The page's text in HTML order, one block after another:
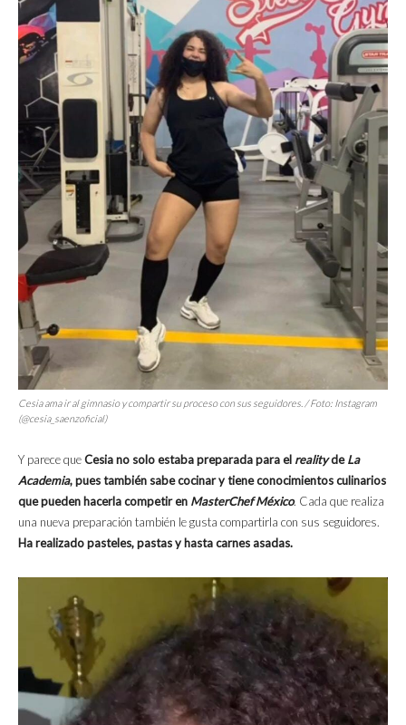
Cesia ama ir al gimnasio y compartir su proceso con sus seguidores. / Foto: Instagram
(@cesia_saenzoficial)
Y parece queCesia no solo estaba preparada para el realitydeLa
Academia, pues también sabe cocinar y tiene conocimientos culinarios
que pueden hacerla competir en MasterChef México. Cada que realiza
una nueva preparación también le gusta compartirla con sus seguidores.
Ha realizado pasteles, pastas y hasta carnes asadas.